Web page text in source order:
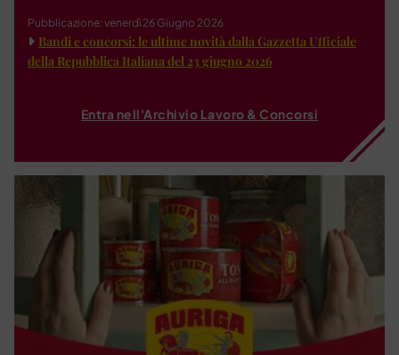
Pubblicazione: venerdì 26 Giugno 2026
Bandi e concorsi: le ultime novità dalla Gazzetta Ufficiale
della Repubblica Italiana del 23 giugno 2026
Entra nell'Archivio Lavoro & Concorsi